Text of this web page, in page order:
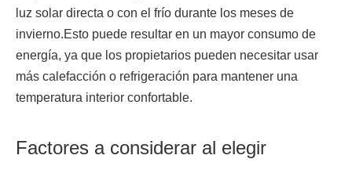
luz solar directa o con el frío durante los meses de
invierno.Esto puede resultar en un mayor consumo de
energía, ya que los propietarios pueden necesitar usar
más calefacción o refrigeración para mantener una
temperatura interior confortable.
Factores a considerar al elegir